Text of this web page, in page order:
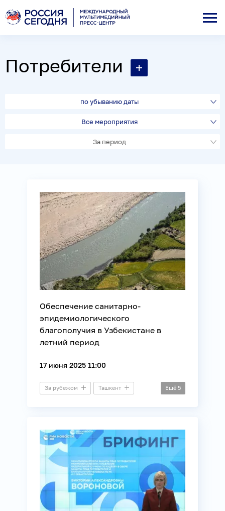
Потребители
по убыванию даты
Все мероприятия
За период
Обеспечение санитарно-
эпидемиологического
благополучия в Узбекистане в
летний период
17 июня 2025 11:00
За рубежом Ташкент
Потребители Экология
Ещё 5